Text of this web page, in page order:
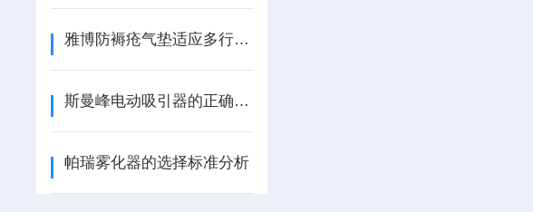
雅博防褥疮气垫适应多行业需求
斯曼峰电动吸引器的正确维护保养方法
帕瑞雾化器的选择标准分析